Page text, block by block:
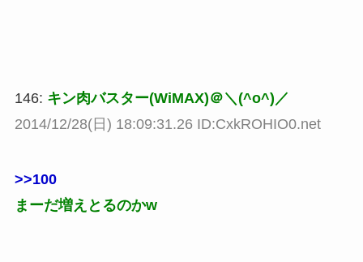
146: キン肉バスター(WiMAX)＠＼(^o^)／
2014/12/28(日) 18:09:31.26 ID:CxkROHIO0.net
>>100
まーだ増えとるのかw